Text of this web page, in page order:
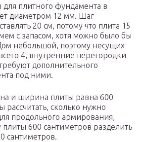
плитного фундамента в
диаметром 12 мм. Шаг
20 см, потому что плита 15
с запасом, хотя можно было бы
небольшой, поэтому несущих
4, внутренние перегородки
дополнительного
под ними.
и ширина плиты равна 600
рассчитать, сколько нужно
продольного армирования,
600 сантиметров разделить
сантиметров.